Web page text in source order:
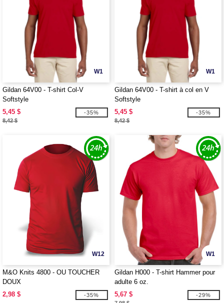
W1
Gildan 64V00 - T-shirt Col-V
Softstyle
5,45 $
8,42 $
-35%
W1
Gildan 64V00 - T-shirt à col en V
Softstyle
5,45 $
8,42 $
-35%
W12
M&O Knits 4800 - OU TOUCHER
DOUX
2,98 $
-35%
W1
Gildan H000 - T-shirt Hammer pour
adulte 6 oz.
5,67 $
-29%